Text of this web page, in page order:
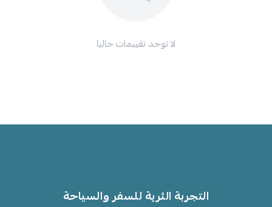
لا توجد تقييمات حاليا
التجربة الثرية للسفر والسياحة